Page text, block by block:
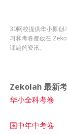
30网校提供华小原创
习和考卷都放在
课题的资讯。
Zekolah 最新
华小全科考卷
国中年中考卷